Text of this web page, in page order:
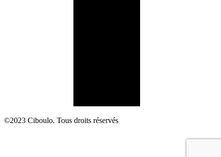
©2023 Ciboulo. Tous droits réservés